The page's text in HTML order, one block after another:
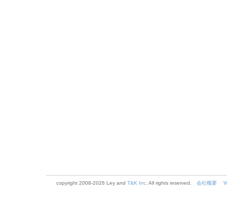
copyright 2008-2026 Ley and T&K Inc . All rights reserved. 会社概要